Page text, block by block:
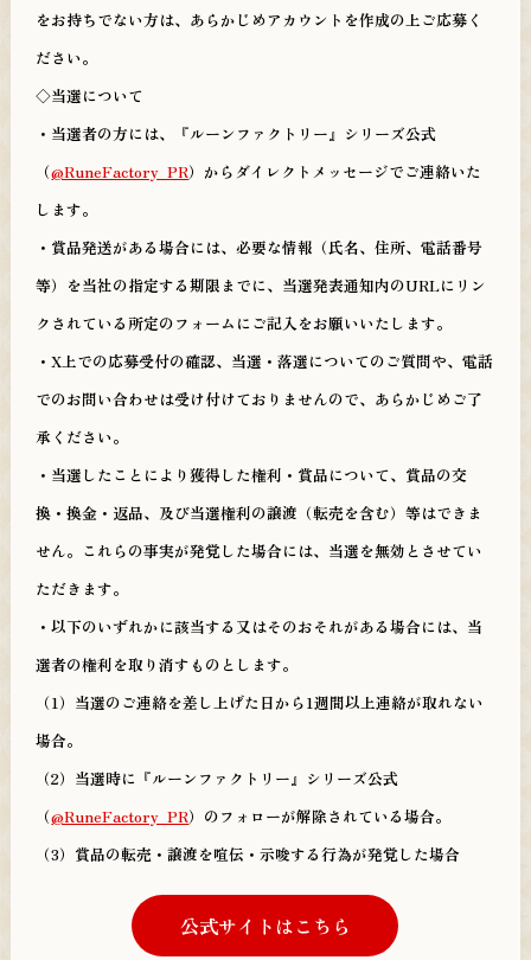
をお持ちでない方は、あらかじめアカウントを作成の上ご応募く
ださい。
◇当選について
・当選者の方には、『ルーンファクトリー』シリーズ公式
（@RuneFactory_PR）からダイレクトメッセージでご連絡いた
します。
・賞品発送がある場合には、必要な情報（氏名、住所、電話番号
等）を当社の指定する期限までに、当選発表通知内のURLにリン
クされている所定のフォームにご記入をお願いいたします。
・X上での応募受付の確認、当選・落選についてのご質問や、電話
でのお問い合わせは受け付けておりませんので、あらかじめご了
承ください。
・当選したことにより獲得した権利・賞品について、賞品の交
換・換金・返品、及び当選権利の譲渡（転売を含む）等はできま
せん。これらの事実が発覚した場合には、当選を無効とさせてい
ただきます。
・以下のいずれかに該当する又はそのおそれがある場合には、当
選者の権利を取り消すものとします。
（1）当選のご連絡を差し上げた日から1週間以上連絡が取れない
場合。
（2）当選時に『ルーンファクトリー』シリーズ公式
（@RuneFactory_PR）のフォローが解除されている場合。
（3）賞品の転売・譲渡を喧伝・示唆する行為が発覚した場合
公式サイトはこちら